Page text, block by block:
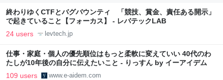
終わりゆくCTFとバグバウンティ 「競技、賞金、責任ある開示」
で起きていること【フォーカス】 - レバテックLAB
24 users levtech.jp
仕事・家庭・個人の優先順位はもっと柔軟に変えていい 40代のわ
たしが10年後の自分に伝えたいこと - りっすん by イーアイデム
109 users www.e-aidem.com